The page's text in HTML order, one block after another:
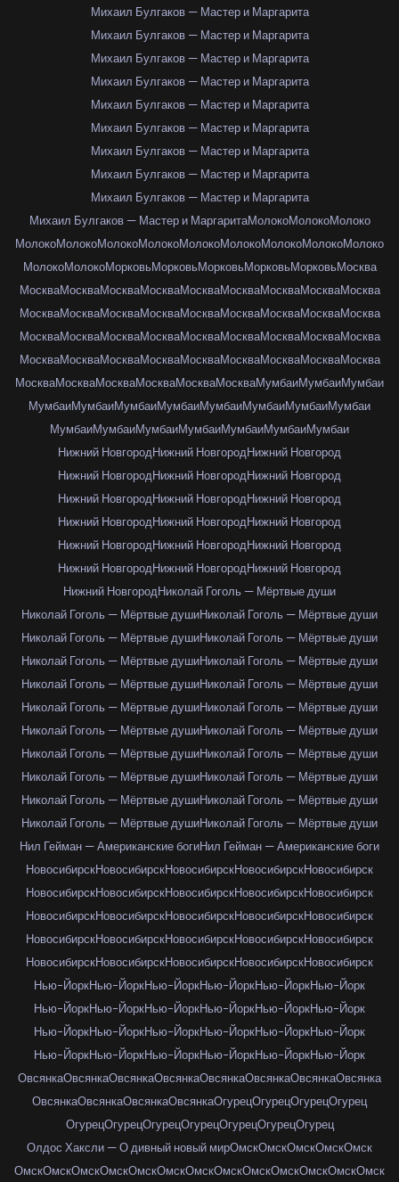
Михаил Булгаков — Мастер и Маргарита
Михаил Булгаков — Мастер и Маргарита
Михаил Булгаков — Мастер и Маргарита
Михаил Булгаков — Мастер и Маргарита
Михаил Булгаков — Мастер и Маргарита
Михаил Булгаков — Мастер и Маргарита
Михаил Булгаков — Мастер и Маргарита
Михаил Булгаков — Мастер и Маргарита
Михаил Булгаков — Мастер и Маргарита
Михаил Булгаков — Мастер и МаргаритаМолокоМолокоМолоко
МолокоМолокоМолокоМолокоМолокоМолокоМолокоМолокоМолоко
МолокоМолокоМорковьМорковьМорковьМорковьМорковьМосква
МоскваМоскваМоскваМоскваМоскваМоскваМоскваМоскваМосква
МоскваМоскваМоскваМоскваМоскваМоскваМоскваМоскваМосква
МоскваМоскваМоскваМоскваМоскваМоскваМоскваМоскваМосква
МоскваМоскваМоскваМоскваМоскваМоскваМоскваМоскваМосква
МоскваМоскваМоскваМоскваМоскваМоскваМумбаиМумбаиМумбаи
МумбаиМумбаиМумбаиМумбаиМумбаиМумбаиМумбаиМумбаи
МумбаиМумбаиМумбаиМумбаиМумбаиМумбаиМумбаи
Нижний НовгородНижний НовгородНижний Новгород
Нижний НовгородНижний НовгородНижний Новгород
Нижний НовгородНижний НовгородНижний Новгород
Нижний НовгородНижний НовгородНижний Новгород
Нижний НовгородНижний НовгородНижний Новгород
Нижний НовгородНижний НовгородНижний Новгород
Нижний НовгородНиколай Гоголь — Мёртвые души
Николай Гоголь — Мёртвые душиНиколай Гоголь — Мёртвые души
Николай Гоголь — Мёртвые душиНиколай Гоголь — Мёртвые души
Николай Гоголь — Мёртвые душиНиколай Гоголь — Мёртвые души
Николай Гоголь — Мёртвые душиНиколай Гоголь — Мёртвые души
Николай Гоголь — Мёртвые душиНиколай Гоголь — Мёртвые души
Николай Гоголь — Мёртвые душиНиколай Гоголь — Мёртвые души
Николай Гоголь — Мёртвые душиНиколай Гоголь — Мёртвые души
Николай Гоголь — Мёртвые душиНиколай Гоголь — Мёртвые души
Николай Гоголь — Мёртвые душиНиколай Гоголь — Мёртвые души
Николай Гоголь — Мёртвые душиНиколай Гоголь — Мёртвые души
Нил Гейман — Американские богиНил Гейман — Американские боги
НовосибирскНовосибирскНовосибирскНовосибирскНовосибирск
НовосибирскНовосибирскНовосибирскНовосибирскНовосибирск
НовосибирскНовосибирскНовосибирскНовосибирскНовосибирск
НовосибирскНовосибирскНовосибирскНовосибирскНовосибирск
НовосибирскНовосибирскНовосибирскНовосибирскНовосибирск
Нью-ЙоркНью-ЙоркНью-ЙоркНью-ЙоркНью-ЙоркНью-Йорк
Нью-ЙоркНью-ЙоркНью-ЙоркНью-ЙоркНью-ЙоркНью-Йорк
Нью-ЙоркНью-ЙоркНью-ЙоркНью-ЙоркНью-ЙоркНью-Йорк
Нью-ЙоркНью-ЙоркНью-ЙоркНью-ЙоркНью-ЙоркНью-Йорк
ОвсянкаОвсянкаОвсянкаОвсянкаОвсянкаОвсянкаОвсянкаОвсянка
ОвсянкаОвсянкаОвсянкаОвсянкаОгурецОгурецОгурецОгурец
ОгурецОгурецОгурецОгурецОгурецОгурецОгурец
Олдос Хаксли — О дивный новый мирОмскОмскОмскОмскОмск
ОмскОмскОмскОмскОмскОмскОмскОмскОмскОмскОмскОмскОмск